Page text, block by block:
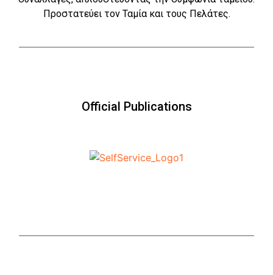
Προστατεύει τον Ταμία και τους Πελάτες.
Official Publications